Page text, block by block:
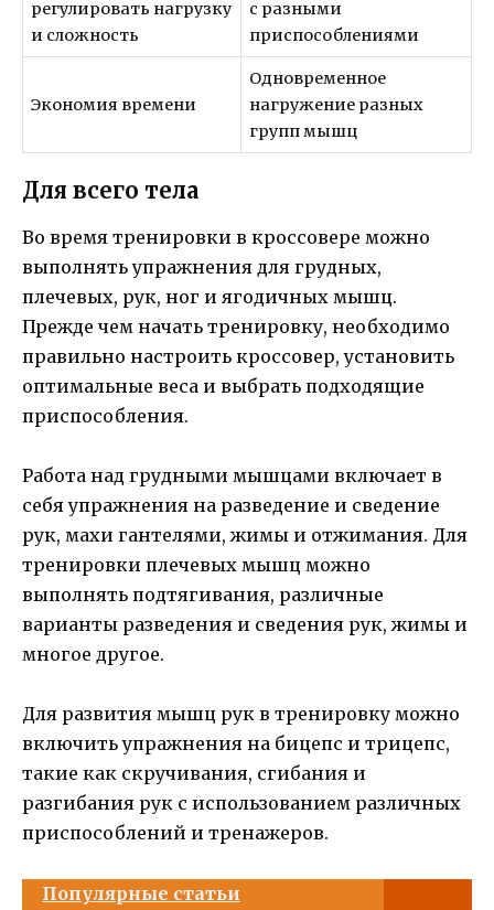
регулировать нагрузку
и сложность
с разными
приспособлениями
Экономия времени
Одновременное
нагружение разных
групп мышц
Для всего тела
Во время тренировки в кроссовере можно
выполнять упражнения для грудных,
плечевых, рук, ног и ягодичных мышц.
Прежде чем начать тренировку, необходимо
правильно настроить кроссовер, установить
оптимальные веса и выбрать подходящие
приспособления.
Работа над грудными мышцами включает в
себя упражнения на разведение и сведение
рук, махи гантелями, жимы и отжимания. Для
тренировки плечевых мышц можно
выполнять подтягивания, различные
варианты разведения и сведения рук, жимы и
многое другое.
Для развития мышц рук в тренировку можно
включить упражнения на бицепс и трицепс,
такие как скручивания, сгибания и
разгибания рук с использованием различных
приспособлений и тренажеров.
Популярные статьи